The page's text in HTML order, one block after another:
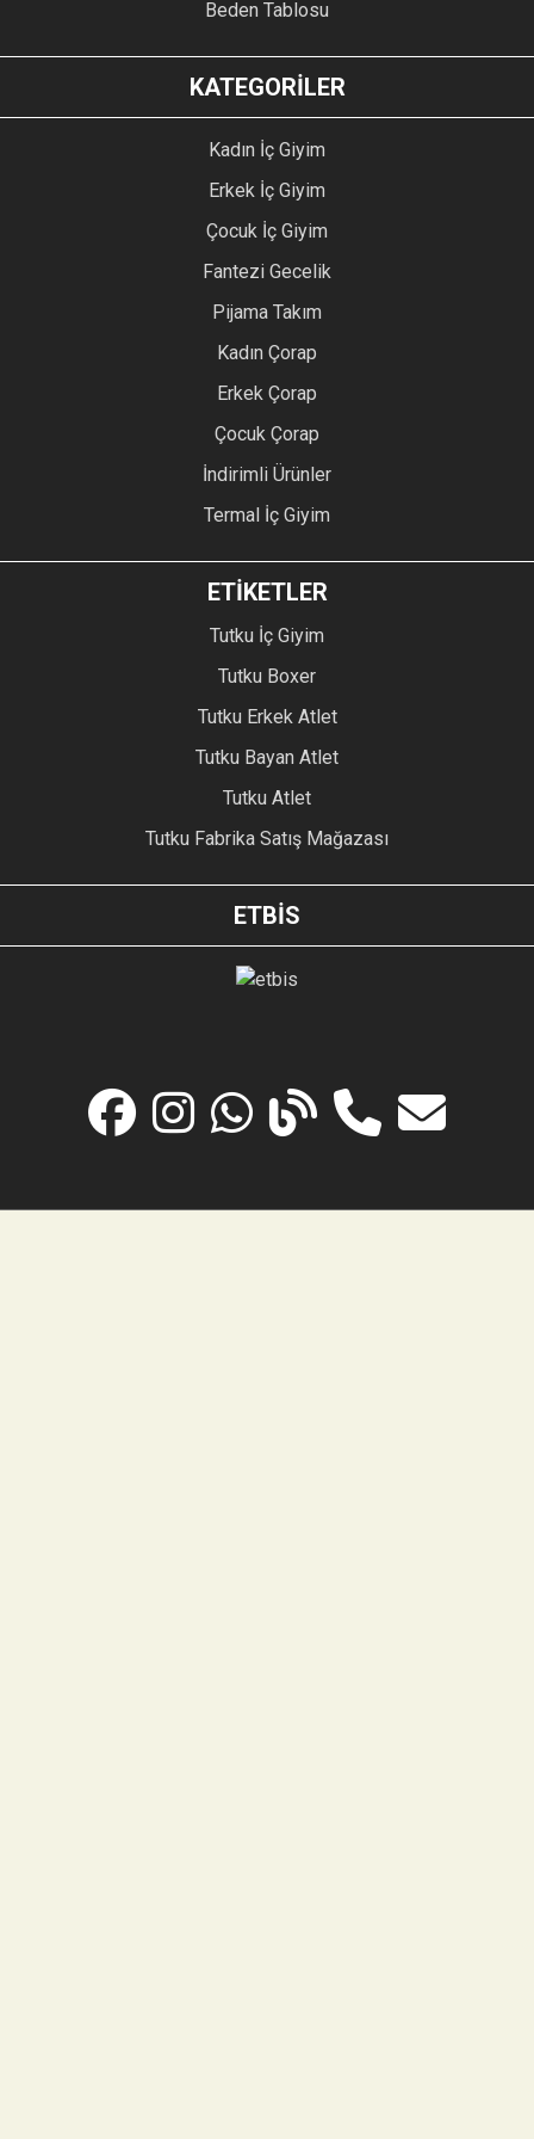
Beden Tablosu
KATEGORİLER
Kadın İç Giyim
Erkek İç Giyim
Çocuk İç Giyim
Fantezi Gecelik
Pijama Takım
Kadın Çorap
Erkek Çorap
Çocuk Çorap
İndirimli Ürünler
Termal İç Giyim
ETİKETLER
Tutku İç Giyim
Tutku Boxer
Tutku Erkek Atlet
Tutku Bayan Atlet
Tutku Atlet
Tutku Fabrika Satış Mağazası
ETBİS